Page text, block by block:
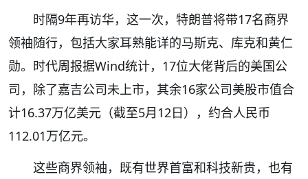
时隔9年再访华，这一次，特朗普将带17名商界
领袖随行，包括大家耳熟能详的马斯克、库克和黄仁
勋。时代周报据Wind统计，17位大佬背后的美国公
司，除了嘉吉公司未上市，其余16家公司美股市值合
计16.37万亿美元（截至5月12日），约合人民币
112.01万亿元。
这些商界领袖，既有世界首富和科技新贵，也有